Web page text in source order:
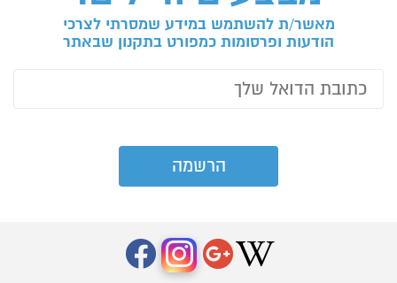
מאשר/ת להשתמש במידע שמסרתי לצרכי
הודעות ופרסומות כמפורט בתקנון שבאתר